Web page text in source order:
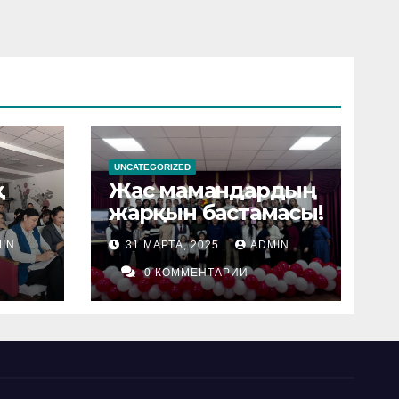
UNCATEGORIZED
Жас мамандардың
жарқын бастамасы!
31 МАРТА, 2025 ADMIN
0 КОММЕНТАРИИ